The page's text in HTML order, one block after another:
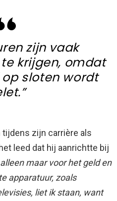
zijn vaak
krijgen, omdat
sloten wordt
zijn carrière als
leed dat hij aanrichtte bij
alleen maar voor het geld en
apparatuur, zoals
liet ik staan, want